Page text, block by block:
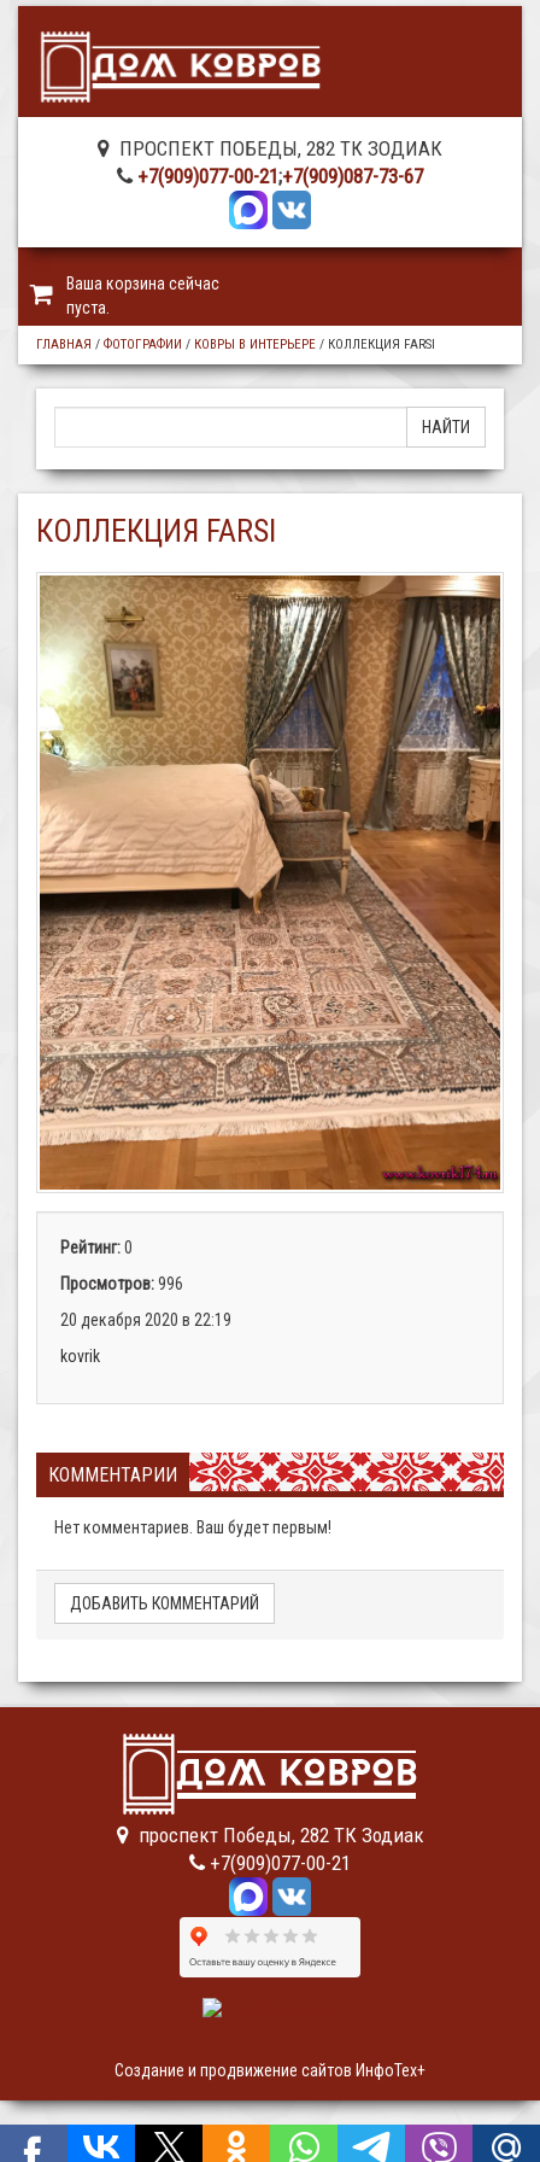
ПРОСПЕКТ ПОБЕДЫ, 282 ТК ЗОДИАК
+7(909)077-00-21;+7(909)087-73-67
Ваша корзина сейчас
пуста.
ГЛАВНАЯ / ФОТОГРАФИИ / КОВРЫ В ИНТЕРЬЕРЕ / КОЛЛЕКЦИЯ FARSI
КОЛЛЕКЦИЯ FARSI
Рейтинг:0
Просмотров:996
20 декабря 2020 в 22:19
kovrik
КОММЕНТАРИИ
Нет комментариев. Ваш будет первым!
ДОБАВИТЬ КОММЕНТАРИЙ
проспект Победы, 282 ТК Зодиак
+7(909)077-00-21
Создание и продвижение сайтов ИнфоТех+